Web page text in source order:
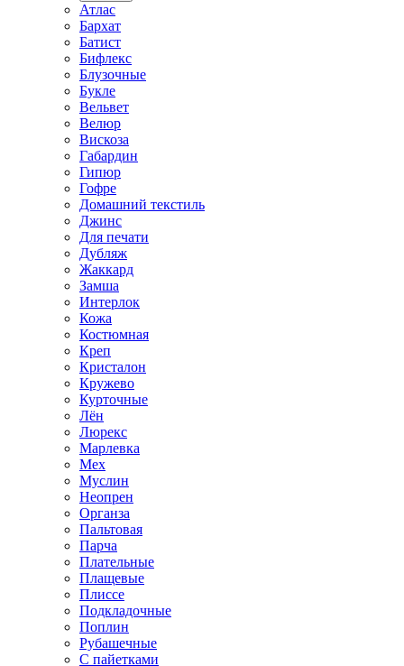
Атлас
Бархат
Батист
Бифлекс
Блузочные
Букле
Вельвет
Велюр
Вискоза
Габардин
Гипюр
Гофре
Домашний текстиль
Джинс
Для печати
Дубляж
Жаккард
Замша
Интерлок
Кожа
Костюмная
Креп
Кристалон
Кружево
Курточные
Лён
Люрекс
Марлевка
Мех
Муслин
Неопрен
Органза
Пальтовая
Парча
Плательные
Плащевые
Плиссе
Подкладочные
Поплин
Рубашечные
С пайетками